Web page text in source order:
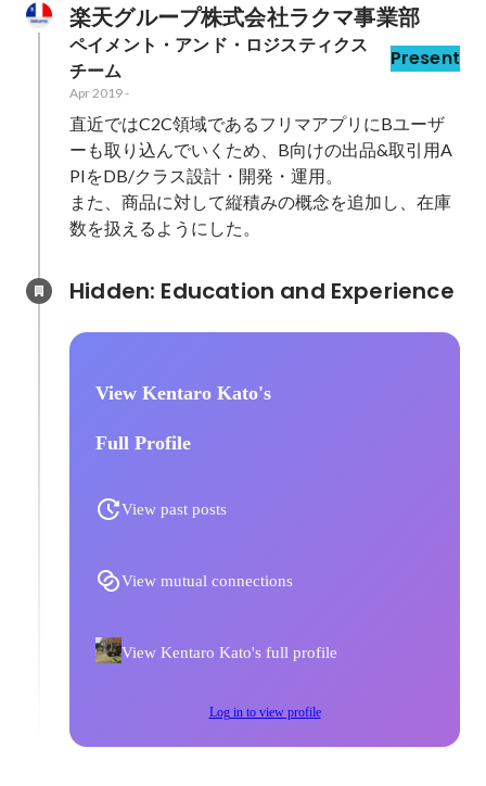
楽天グループ株式会社ラクマ事業部
ペイメント・アンド・ロジスティクス
チーム
Present
Apr 2019-
直近ではC2C領域であるフリマアプリにBユーザ
ーも取り込んでいくため、B向けの出品&取引用A
PIをDB/クラス設計・開発・運用。
また、商品に対して縦積みの概念を追加し、在庫
数を扱えるようにした。
View Kentaro Kato's
Full Profile
View past posts
View mutual connections
View Kentaro Kato's full profile
Log in to view profile